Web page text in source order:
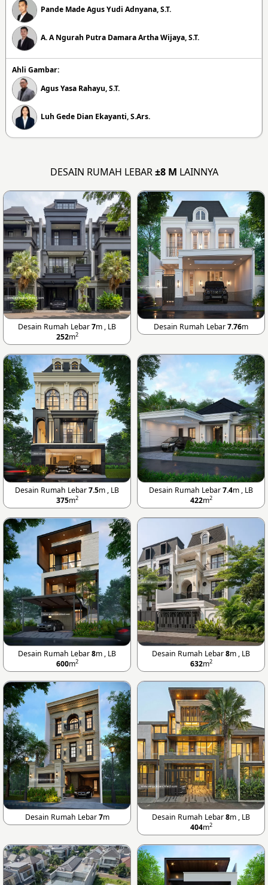
Pande Made Agus Yudi Adnyana, S.T.
A. A Ngurah Putra Damara Artha Wijaya, S.T.
Ahli Gambar:
Agus Yasa Rahayu, S.T.
Luh Gede Dian Ekayanti, S.Ars.
DESAIN RUMAH LEBAR±8 M LAINNYA
Desain Rumah Lebar7m , LB
252m2
Desain Rumah Lebar7.76m
Desain Rumah Lebar7.5m , LB
375m2
Desain Rumah Lebar7.4m , LB
422m2
Desain Rumah Lebar8m , LB
600m2
Desain Rumah Lebar8m , LB
632m2
Desain Rumah Lebar7m Desain Rumah Lebar8m , LB
404m2